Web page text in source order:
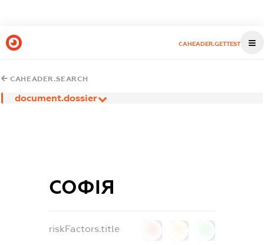
CAHEADER.GETTEST
CAHEADER.SEARCH
document.dossier
СОФІЯ
riskFactors.title